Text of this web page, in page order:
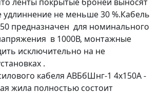
удлиннение не меньше 30 %.Кабель
предназначен для номинального
в 1000В, монтажные
исключительно на не
.
кабеля АВБбШнг-1 4х150А -
жила полностью состоит